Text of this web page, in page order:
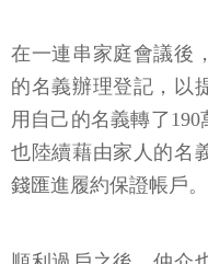
在一連串家庭會議後
的名義辦理登記，以
用自己的名義轉了
也陸續藉由家人的名
錢匯進履約保證帳戶。